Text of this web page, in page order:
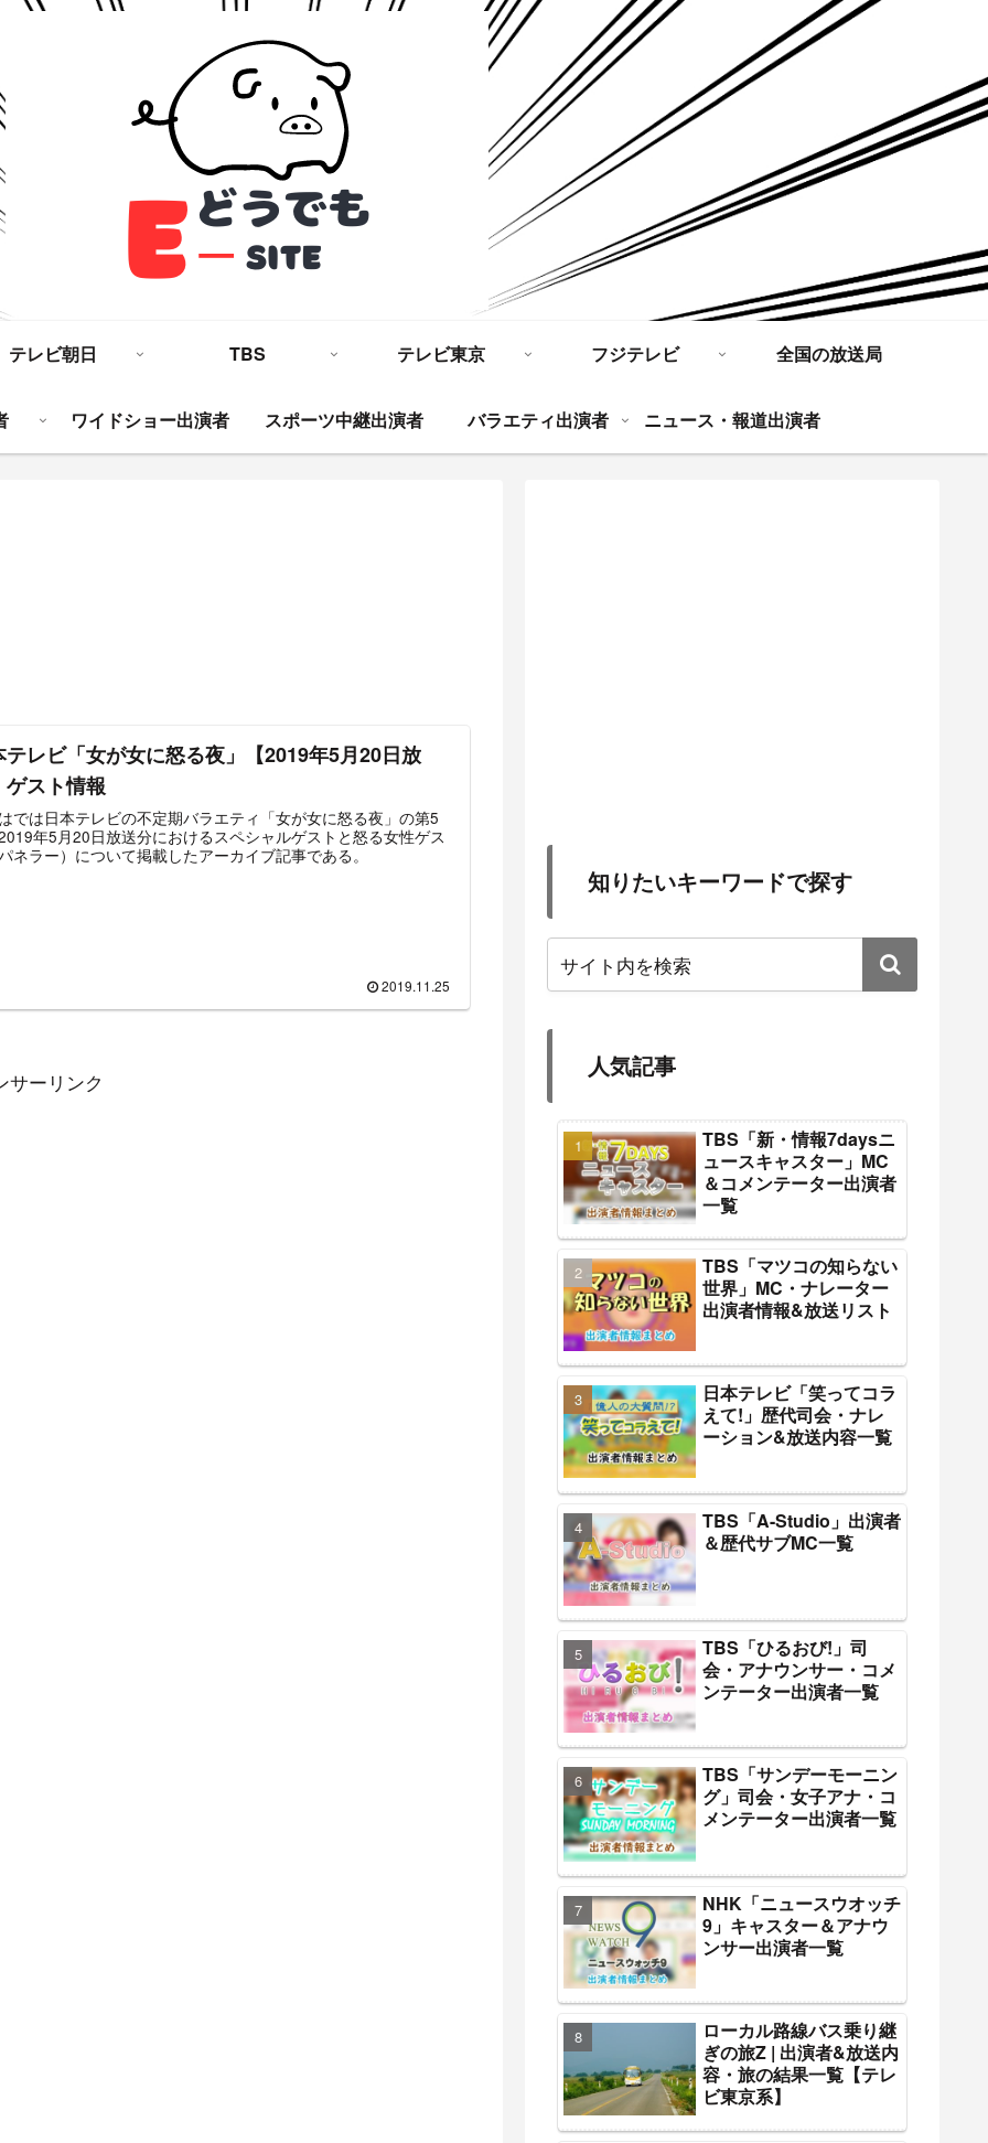
テレビ朝日 TBS テレビ東京 フジテレビ 全国の放送局
ワイドショー出演者 スポーツ中継出演者 バラエティ出演者 ニュース・報道出演者
テレビ「女が女に怒る夜」【2019年5月20日放
ゲスト情報
では日本テレビの不定期バラエティ「女が女に怒る夜」の第5
年5月20日放送分におけるスペシャルゲストと怒る女性ゲス
ネラー）について掲載したアーカイブ記事である。
2019.11.25
サーリンク
知りたいキーワードで探す
人気記事
TBS「新・情報7daysニ
ュースキャスター」MC
＆コメンテーター出演者
一覧
TBS「マツコの知らない
世界」MC・ナレーター
出演者情報&放送リスト
日本テレビ「笑ってコラ
えて!」歴代司会・ナレ
ーション&放送内容一覧
TBS「A-Studio」出演者
＆歴代サブMC一覧
TBS「ひるおび!」司
会・アナウンサー・コメ
ンテーター出演者一覧
TBS「サンデーモーニン
グ」司会・女子アナ・コ
メンテーター出演者一覧
NHK「ニュースウオッチ
9」キャスター＆アナウ
ンサー出演者一覧
ローカル路線バス乗り継
ぎの旅Z | 出演者&放送内
容・旅の結果一覧【テレ
ビ東京系】